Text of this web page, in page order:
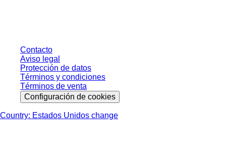
Contacto
Aviso legal
Protección de datos
Términos y condiciones
Términos de venta
Configuración de cookies
Country: Estados Unidos change